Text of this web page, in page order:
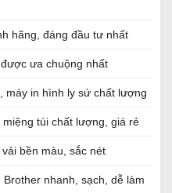
hãng, đáng đầu tư nhất
ưa chuộng nhất
máy in hình ly sứ chất lượng
túi chất lượng, giá rẻ
bền màu, sắc nét
nhanh, sạch, dễ làm